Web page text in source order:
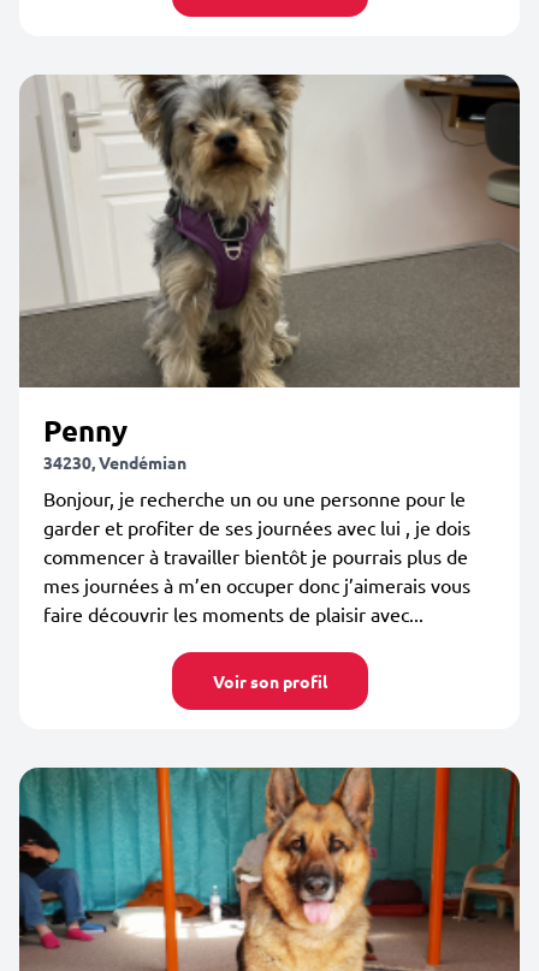
Penny
34230, Vendémian
Bonjour, je recherche un ou une personne pour le
garder et profiter de ses journées avec lui , je dois
commencer à travailler bientôt je pourrais plus de
mes journées à m’en occuper donc j’aimerais vous
faire découvrir les moments de plaisir avec...
Voir son profil